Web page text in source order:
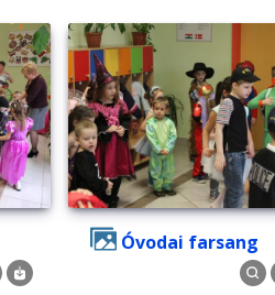
Óvodai farsang